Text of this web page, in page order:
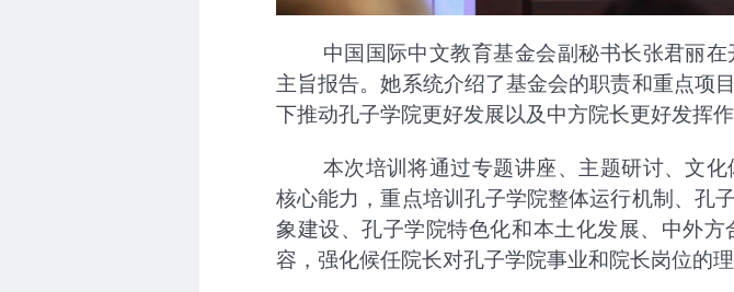
中国国际中文教育基金会副秘书长张君丽
主旨报告。她系统介绍了基金会的职责和重点项
下推动孔子学院更好发展以及中方院长更好发挥作
本次培训将通过专题讲座、主题研讨、文
核心能力，重点培训孔子学院整体运行机制、孔
象建设、孔子学院特色化和本土化发展、中外
容，强化候任院长对孔子学院事业和院长岗位的理